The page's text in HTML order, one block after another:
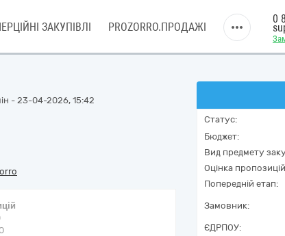
ЗАКУПІВЛІ PROZORRO.ПРОДАЖІ
0
- 23-04-2026, 15:42
Статус:
Бюджет:
Вид предмету
Оцінка
Попередній етап:
Замовник:
ЄДРПОУ: